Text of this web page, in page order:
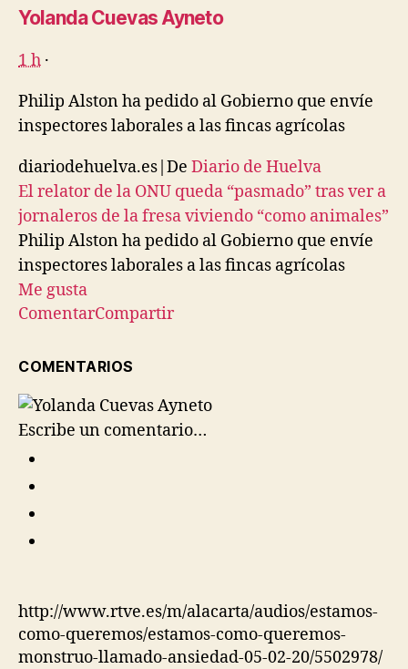
Yolanda Cuevas Ayneto
1 h ·
Philip Alston ha pedido al Gobierno que envíe
inspectores laborales a las fincas agrícolas
diariodehuelva.es De Diario de Huelva
El relator de la ONU queda “pasmado” tras ver a
jornaleros de la fresa viviendo “como animales”
Philip Alston ha pedido al Gobierno que envíe
inspectores laborales a las fincas agrícolas
Me gusta
ComentarCompartir
COMENTARIOS
Escribe un comentario…
http://www.rtve.es/m/alacarta/audios/estamos-
como-queremos/estamos-como-queremos-
monstruo-llamado-ansiedad-05-02-20/5502978/